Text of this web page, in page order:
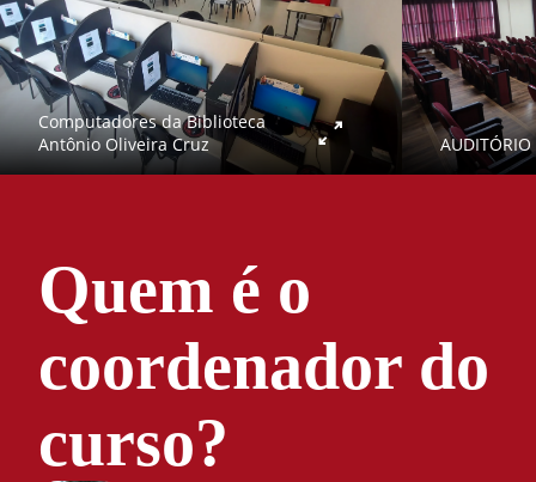
Computadores da Biblioteca
Antônio Oliveira Cruz
Quem é o
coordenador do
curso?